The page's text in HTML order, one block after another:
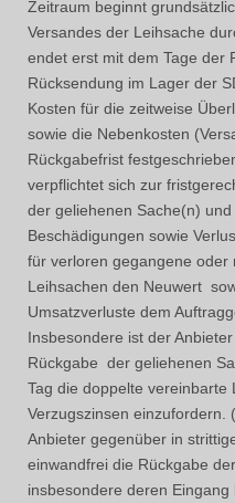
Zeitraum beginnt
Versandes der Leihsache
endet erst mit dem Tage der
Rücksendung im Lager der
Kosten für die zeitweise
sowie die Nebenkosten
Rückgabefrist
verpflichtet sich zur
der geliehenen Sache(n)
Beschädigungen sowie
für verloren gegangene oder
Leihsachen den Neuwert
Umsatzverluste dem
Insbesondere ist der
Rückgabe der geliehenen
Tag die doppelte vereinbarte
Verzugszinsen einzufordern.
Anbieter gegenüber in
einwandfrei die Rückgabe
insbesondere deren Eingang